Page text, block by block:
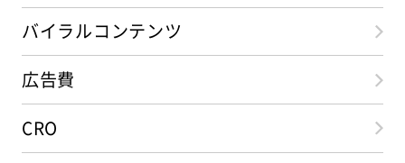
バイラルコンテンツ
広告費
CRO